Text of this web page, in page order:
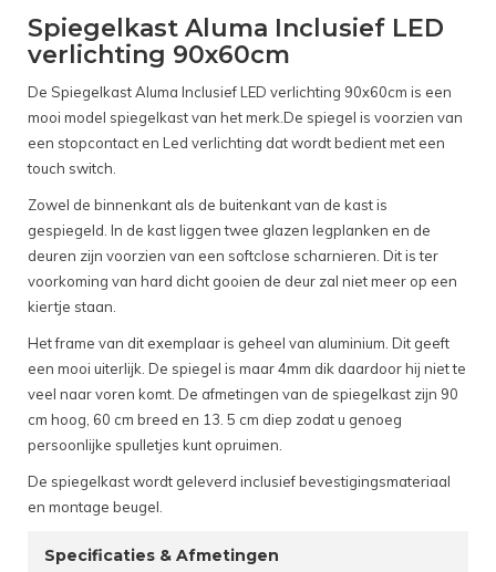
Spiegelkast Aluma Inclusief LED
verlichting 90x60cm
De Spiegelkast Aluma Inclusief LED verlichting 90x60cm is een
mooi model spiegelkast van het merk.De spiegel is voorzien van
een stopcontact en Led verlichting dat wordt bedient met een
touch switch.
Zowel de binnenkant als de buitenkant van de kast is
gespiegeld. In de kast liggen twee glazen legplanken en de
deuren zijn voorzien van een softclose scharnieren. Dit is ter
voorkoming van hard dicht gooien de deur zal niet meer op een
kiertje staan.
Het frame van dit exemplaar is geheel van aluminium. Dit geeft
een mooi uiterlijk. De spiegel is maar 4mm dik daardoor hij niet te
veel naar voren komt. De afmetingen van de spiegelkast zijn 90
cm hoog, 60 cm breed en 13. 5 cm diep zodat u genoeg
persoonlijke spulletjes kunt opruimen.
De spiegelkast wordt geleverd inclusief bevestigingsmateriaal
en montage beugel.
Specificaties & Afmetingen